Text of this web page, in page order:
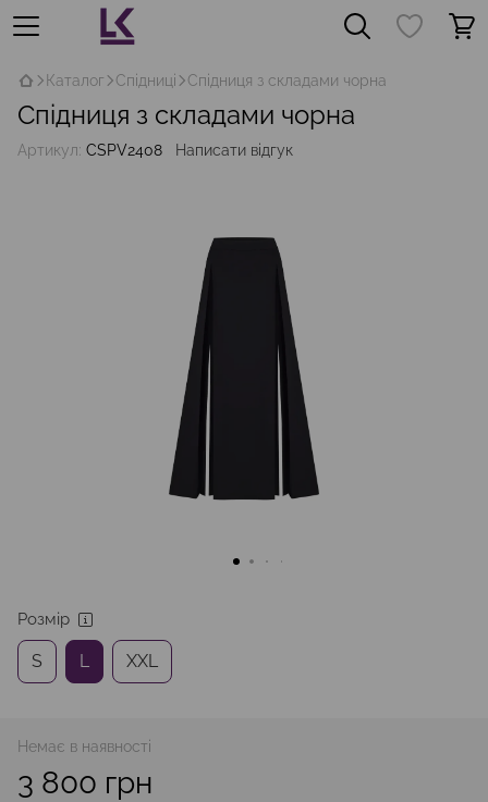
Каталог Спідниці Спідниця з складами чорна
Спідниця з складами чорна
Артикул: CSPV2408 Написати відгук
Розмір
S L XXL
Немає в наявності
3 800 грн